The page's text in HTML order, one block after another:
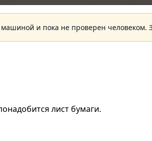
и пока не проверен человеком.
лист бумаги.